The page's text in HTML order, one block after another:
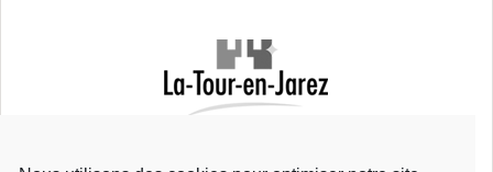
Rue Bretons